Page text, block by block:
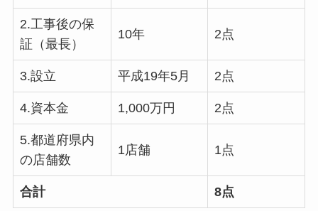
2.工事後の保
証（最長）
10年 2点
3.設立 平成19年5月 2点
4.資本金 1,000万円 2点
5.都道府県内
の店舗数
1店舗 1点
合計 8点